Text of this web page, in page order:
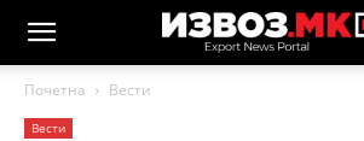
Почетна Вести
Вести